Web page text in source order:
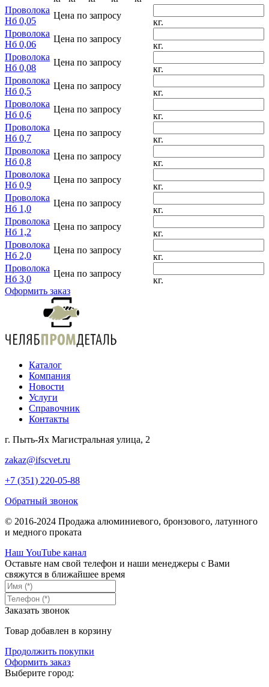
Проволока
Нб 0,05
Цена по запросу
кг.
Проволока
Нб 0,06
Цена по запросу
кг.
Проволока
Нб 0,08
Цена по запросу
кг.
Проволока
Нб 0,5
Цена по запросу
кг.
Проволока
Нб 0,6
Цена по запросу
кг.
Проволока
Нб 0,7
Цена по запросу
кг.
Проволока
Нб 0,8
Цена по запросу
кг.
Проволока
Нб 0,9
Цена по запросу
кг.
Проволока
Нб 1,0
Цена по запросу
кг.
Проволока
Нб 1,2
Цена по запросу
кг.
Проволока
Нб 2,0
Цена по запросу
кг.
Проволока
Нб 3,0
Цена по запросу
кг.
Оформить заказ
Каталог
Компания
Новости
Услуги
Справочник
Контакты
г. Пыть-Ях Магистральная улица, 2
zakaz@ifscvet.ru
+7 (351) 220-05-88
Обратный звонок
© 2016-2024 Продажа алюминиевого, бронзового, латунного
и медного проката
Наш YouTube канал
Оставьте нам свой телефон и наши менеджеры с Вами
свяжутся в ближайшее время
Заказать звонок
Товар добавлен в корзину
Продолжить покупки
Оформить заказ
Выберите город: